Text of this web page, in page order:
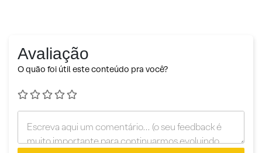
Avaliação
O quão foi útil este conteúdo pra você?